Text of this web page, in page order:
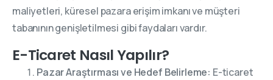
maliyetleri, küresel pazara erişim imkanı ve müşteri
tabanının genişletilmesi gibi faydaları vardır.
E-Ticaret Nasıl Yapılır?
Pazar Araştırması ve Hedef Belirleme: E-ticaret